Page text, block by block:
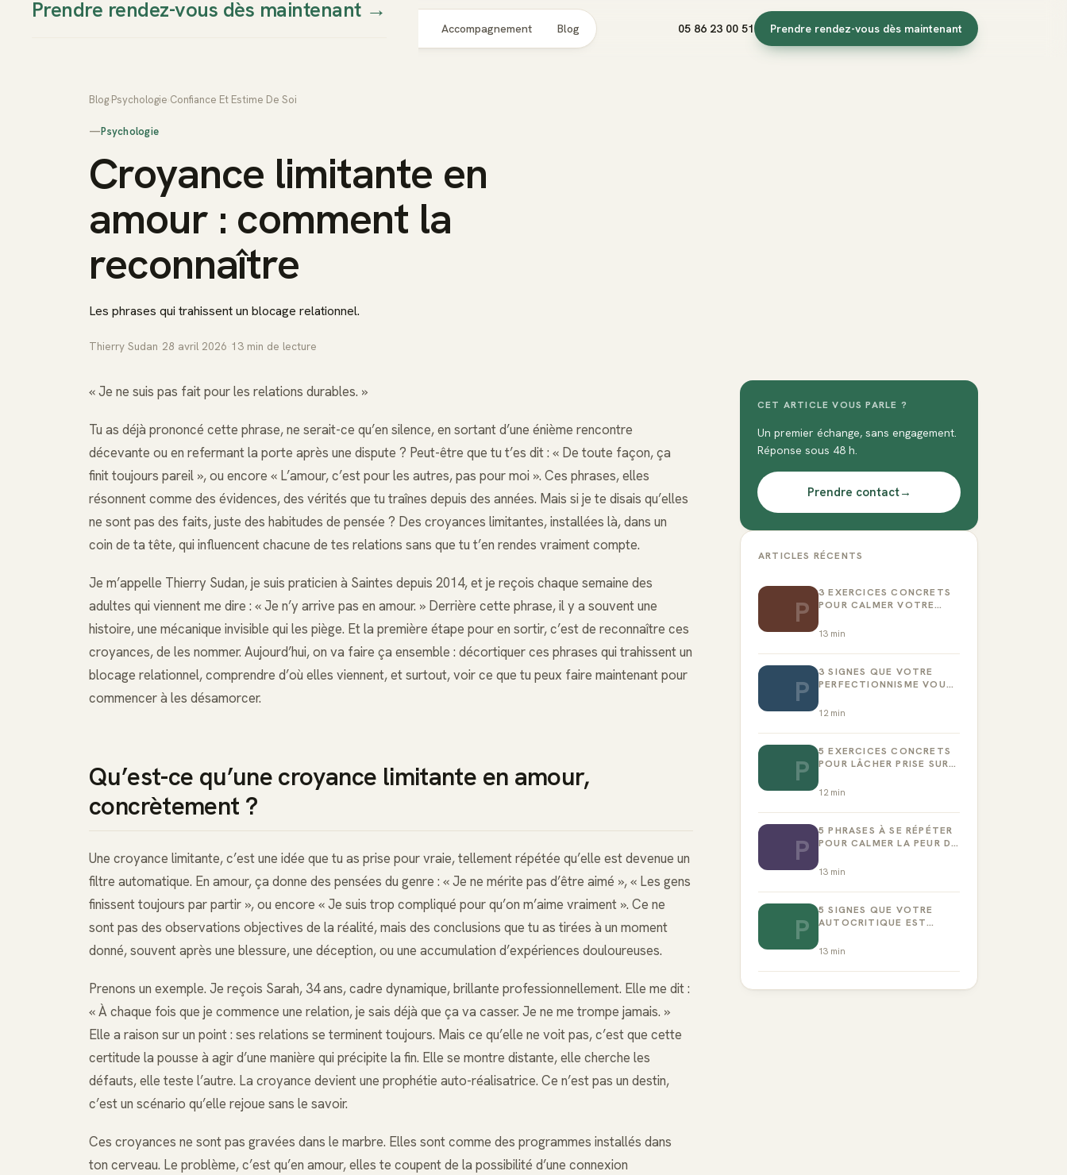
Accompagnement Blog 05 86 23 00 51 Prendre rendez-vous dès maintenant
Prendre rendez-vous dès maintenant→
Blog Psychologie Confiance Et Estime De Soi
—Psychologie
Croyance limitante en
amour : comment la
reconnaître
Les phrases qui trahissent un blocage relationnel.
Thierry Sudan 28 avril 2026 13 min de lecture
« Je ne suis pas fait pour les relations durables. »
Tu as déjà prononcé cette phrase, ne serait-ce qu’en silence, en sortant d’une énième rencontre
décevante ou en refermant la porte après une dispute ? Peut-être que tu t’es dit : « De toute façon, ça
finit toujours pareil », ou encore « L’amour, c’est pour les autres, pas pour moi ». Ces phrases, elles
résonnent comme des évidences, des vérités que tu traînes depuis des années. Mais si je te disais qu’elles
ne sont pas des faits, juste des habitudes de pensée ? Des croyances limitantes, installées là, dans un
coin de ta tête, qui influencent chacune de tes relations sans que tu t’en rendes vraiment compte.
Je m’appelle Thierry Sudan, je suis praticien à Saintes depuis 2014, et je reçois chaque semaine des
adultes qui viennent me dire : « Je n’y arrive pas en amour. » Derrière cette phrase, il y a souvent une
histoire, une mécanique invisible qui les piège. Et la première étape pour en sortir, c’est de reconnaître ces
croyances, de les nommer. Aujourd’hui, on va faire ça ensemble : décortiquer ces phrases qui trahissent un
blocage relationnel, comprendre d’où elles viennent, et surtout, voir ce que tu peux faire maintenant pour
commencer à les désamorcer.
Qu’est-ce qu’une croyance limitante en amour,
concrètement ?
Une croyance limitante, c’est une idée que tu as prise pour vraie, tellement répétée qu’elle est devenue un
filtre automatique. En amour, ça donne des pensées du genre : « Je ne mérite pas d’être aimé », « Les gens
finissent toujours par partir », ou encore « Je suis trop compliqué pour qu’on m’aime vraiment ». Ce ne
sont pas des observations objectives de la réalité, mais des conclusions que tu as tirées à un moment
donné, souvent après une blessure, une déception, ou une accumulation d’expériences douloureuses.
Prenons un exemple. Je reçois Sarah, 34 ans, cadre dynamique, brillante professionnellement. Elle me dit :
« À chaque fois que je commence une relation, je sais déjà que ça va casser. Je ne me trompe jamais. »
Elle a raison sur un point : ses relations se terminent toujours. Mais ce qu’elle ne voit pas, c’est que cette
certitude la pousse à agir d’une manière qui précipite la fin. Elle se montre distante, elle cherche les
défauts, elle teste l’autre. La croyance devient une prophétie auto-réalisatrice. Ce n’est pas un destin,
c’est un scénario qu’elle rejoue sans le savoir.
Ces croyances ne sont pas gravées dans le marbre. Elles sont comme des programmes installés dans
ton cerveau. Le problème, c’est qu’en amour, elles te coupent de la possibilité d’une connexion
CET ARTICLE VOUS PARLE ?
Un premier échange, sans engagement.
Réponse sous 48 h.
Prendre contact→
ARTICLES RÉCENTS
P
3 EXERCICES CONCRETS
POUR CALMER VOTRE
13 min
P
3 SIGNES QUE VOTRE
PERFECTIONNISME VOUS
12min
P
5 EXERCICES CONCRETS
POUR LÂCHER PRISE SUR
12min
P
5 PHRASES À SE RÉPÉTER
POUR CALMER LA PEUR DE
13 min
P
5 SIGNES QUE VOTRE
AUTOCRITIQUE EST
13 min